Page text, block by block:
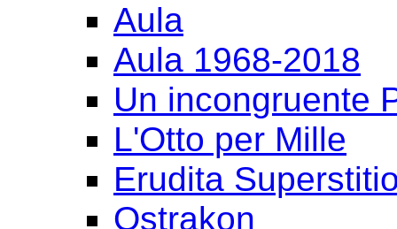
Aula
Aula 1968-2018
Un incongruente
L'Otto per Mille
Erudita
Ostrakon